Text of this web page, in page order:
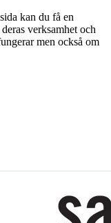
kan du få en
verksamhet och
men också om